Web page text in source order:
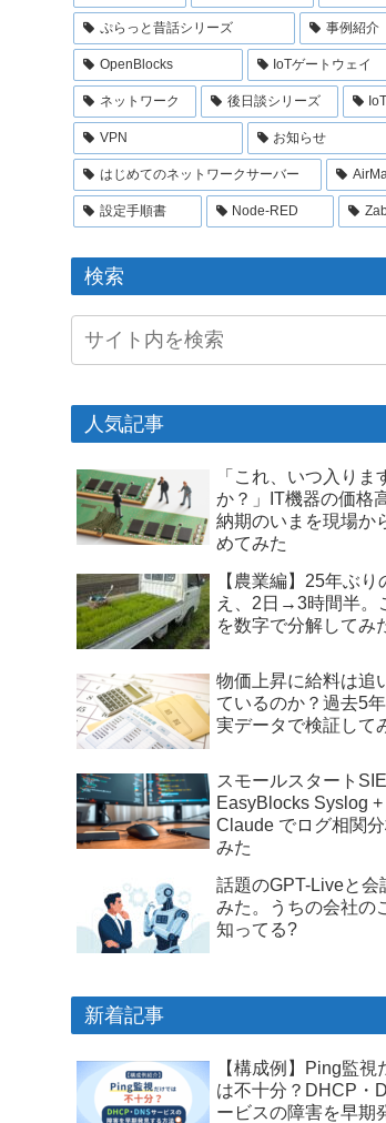
ぷらっと昔話シリーズ 事例紹介
OpenBlocks IoTゲートウェイ
ネットワーク 後日談シリーズ
VPN お知らせ
はじめてのネットワークサーバー
設定手順書 Node-RED
検索
人気記事
「これ、いつ入りま
か？」IT機器の価格
納期のいまを現場か
めてみた
【農業編】25年ぶり
え、2日→3時間半。
を数字で分解してみ
物価上昇に給料は追
ているのか？過去5
実データで検証して
スモールスタート
EasyBlocks Syslog +
Claude でログ相関
みた
話題のGPT-Liveと会
みた。うちの会社の
知ってる?
新着記事
【構成例】Ping監視
は不十分？DHCP・
ービスの障害を早期